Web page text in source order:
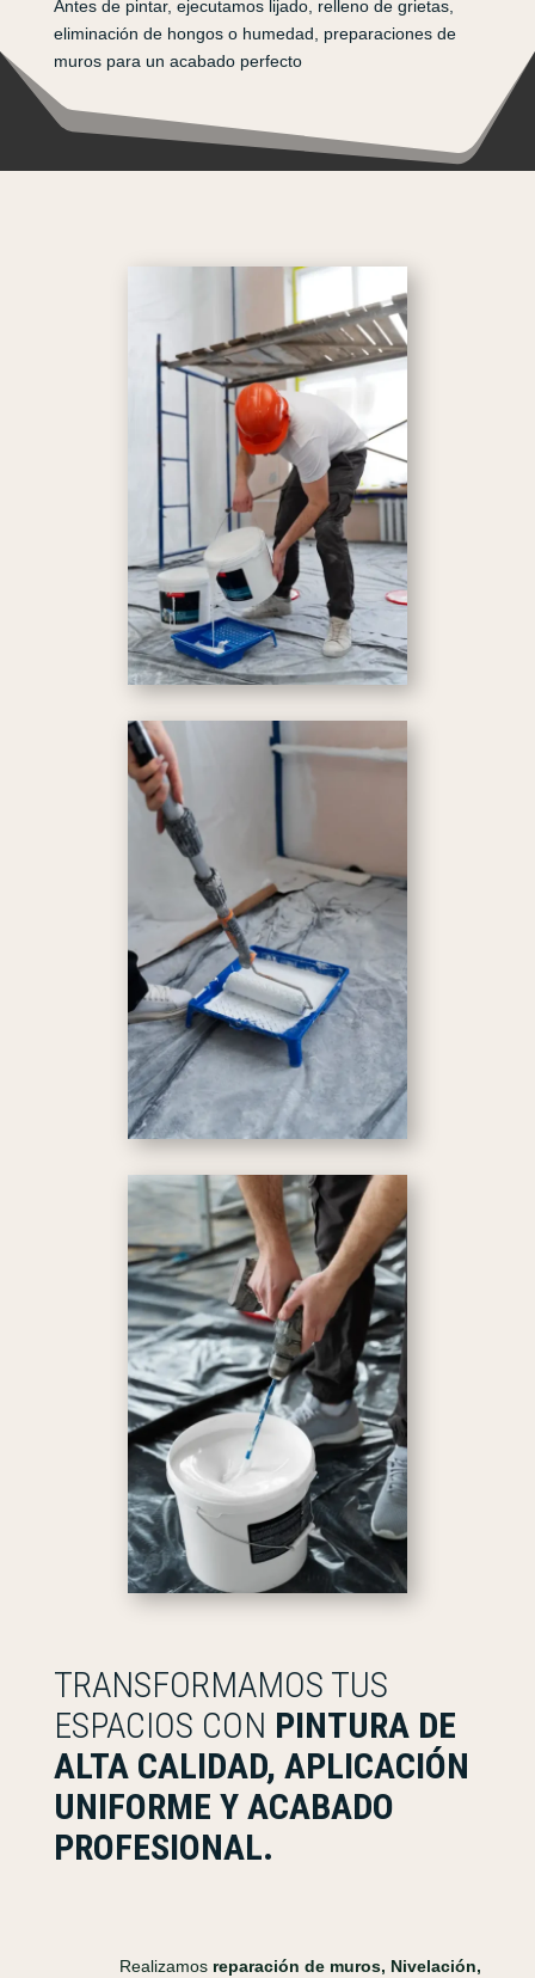
Antes de pintar, ejecutamos lijado, relleno de grietas,
eliminación de hongos o humedad, preparaciones de
muros para un acabado perfecto
TRANSFORMAMOS TUS
ESPACIOS CON PINTURA DE
ALTA CALIDAD, APLICACIÓN
UNIFORME Y ACABADO
PROFESIONAL.
Realizamos reparación de muros, Nivelación,